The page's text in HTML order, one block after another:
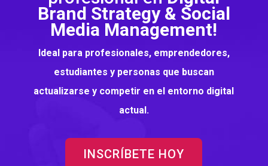
Brand Strategy & Social
Media Management!
Ideal para profesionales, emprendedores,
estudiantes y personas que buscan
actualizarse y competir en el entorno digital
actual.
INSCRÍBETE HOY